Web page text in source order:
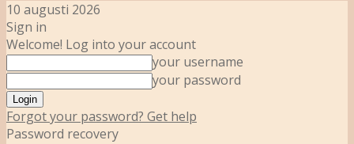
10 augusti 2026
Sign in
Welcome! Log into your account
your username
your password
Forgot your password? Get help
Password recovery